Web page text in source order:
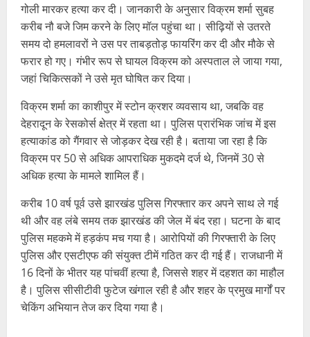
गोली मारकर हत्या कर दी। जानकारी के अनुसार विक्रम शर्मा सुबह
करीब नौ बजे जिम करने के लिए मॉल पहुंचा था। सीढ़ियों से उतरते
समय दो हमलावरों ने उस पर ताबड़तोड़ फायरिंग कर दी और मौके से
फरार हो गए। गंभीर रूप से घायल विक्रम को अस्पताल ले जाया गया,
जहां चिकित्सकों ने उसे मृत घोषित कर दिया।
विक्रम शर्मा का काशीपुर में स्टोन क्रशर व्यवसाय था, जबकि वह
देहरादून के रेसकोर्स क्षेत्र में रहता था। पुलिस प्रारंभिक जांच में इस
हत्याकांड को गैंगवार से जोड़कर देख रही है। बताया जा रहा है कि
विक्रम पर 50 से अधिक आपराधिक मुकदमे दर्ज थे, जिनमें 30 से
अधिक हत्या के मामले शामिल हैं।
करीब 10 वर्ष पूर्व उसे झारखंड पुलिस गिरफ्तार कर अपने साथ ले गई
थी और वह लंबे समय तक झारखंड की जेल में बंद रहा। घटना के बाद
पुलिस महकमे में हड़कंप मच गया है। आरोपियों की गिरफ्तारी के लिए
पुलिस और एसटीएफ की संयुक्त टीमें गठित कर दी गई हैं। राजधानी में
16 दिनों के भीतर यह पांचवीं हत्या है, जिससे शहर में दहशत का माहौल
है। पुलिस सीसीटीवी फुटेज खंगाल रही है और शहर के प्रमुख मार्गों पर
चेकिंग अभियान तेज कर दिया गया है।